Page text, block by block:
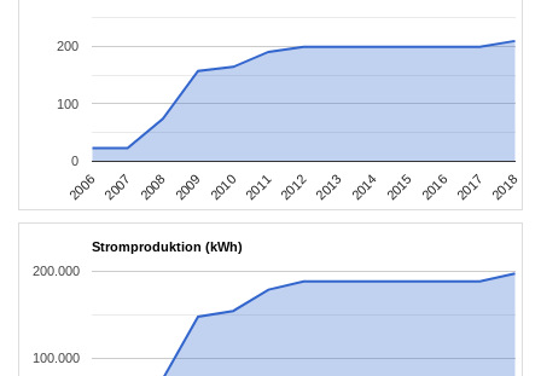
2006 2007 2008 2009 2010 2011 2012 2013 2014 2015 2016 2017 2018
0
100
200
Stromproduktion (kWh)
100.000
200.000